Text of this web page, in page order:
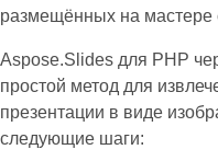
размещённых на мастере
Aspose.Slides для PHP
простой метод для
презентации в виде
следующие шаги: